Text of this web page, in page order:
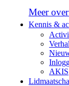
Meer
Kennis &
AKIS